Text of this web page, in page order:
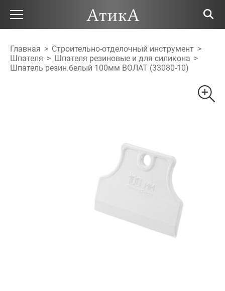
Главная > Строительно-отделочный инструмент >
Шпателя > Шпателя резиновые и для силикона >
Шпатель резин.белый 100мм ВОЛАТ (33080-10)